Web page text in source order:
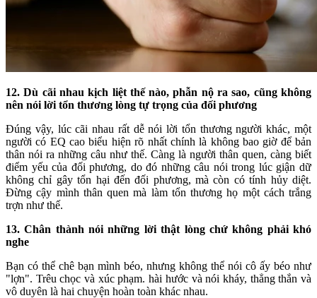
12. Dù cãi nhau kịch liệt thế nào, phẫn nộ ra sao, cũng không
nên nói lời tổn thương lòng tự trọng của đối phương
Đúng vậy, lúc cãi nhau rất dễ nói lời tổn thương người khác, một
người có EQ cao biểu hiện rõ nhất chính là không bao giờ để bản
thân nói ra những câu như thế. Càng là người thân quen, càng biết
điểm yếu của đối phương, do đó những câu nói trong lúc giận dữ
không chỉ gây tổn hại đến đối phương, mà còn có tính hủy diệt.
Đừng cậy mình thân quen mà làm tổn thương họ một cách trắng
trợn như thế.
13. Chân thành nói những lời thật lòng chứ không phải khó
nghe
Bạn có thể chê bạn mình béo, nhưng không thể nói cô ấy béo như
"lợn". Trêu chọc và xúc phạm. hài hước và nói kháy, thẳng thắn và
vô duyên là hai chuyện hoàn toàn khác nhau.